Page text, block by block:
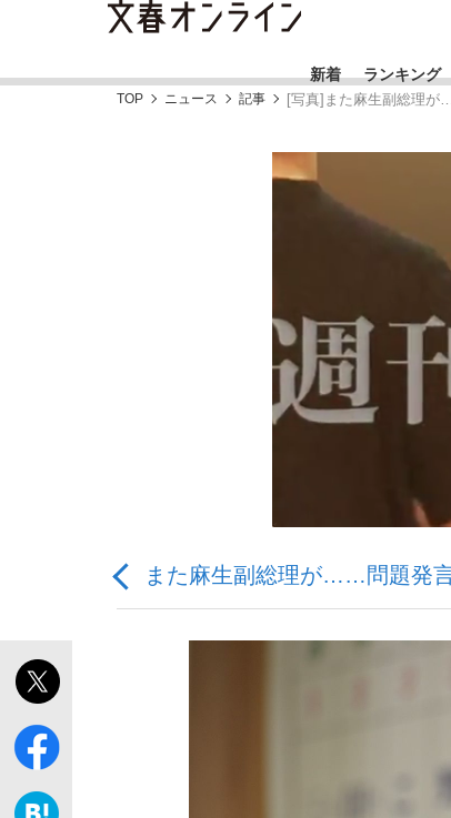
新着 ランキング
「90%は失敗する。でも…」本田圭
「敗因分析は一切聞かれなかった」
終戦から81年
おすす
TOP ニュース 記事 [写真]また麻生副総理が
また麻生副総理が……問題発